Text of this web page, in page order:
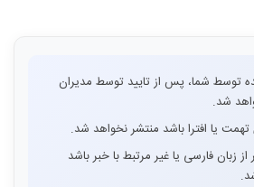
توسط شما، پس از تایید توسط مدیران
شد.
یا افترا باشد منتشر نخواهد شد.
زبان فارسی یا غیر مرتبط با خبر باشد